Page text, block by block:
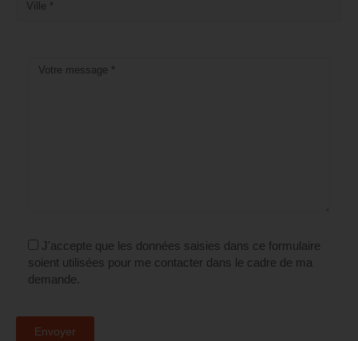
J'accepte que les données saisies dans ce formulaire
soient utilisées pour me contacter dans le cadre de ma
demande.